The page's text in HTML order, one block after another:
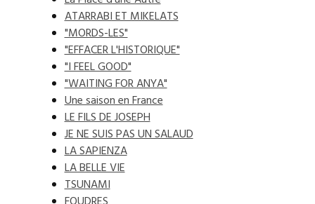
ATARRABI ET MIKELATS
"MORDS-LES"
"EFFACER L'HISTORIQUE"
"I FEEL GOOD"
"WAITING FOR ANYA"
Une saison en France
LE FILS DE JOSEPH
JE NE SUIS PAS UN SALAUD
LA SAPIENZA
LA BELLE VIE
TSUNAMI